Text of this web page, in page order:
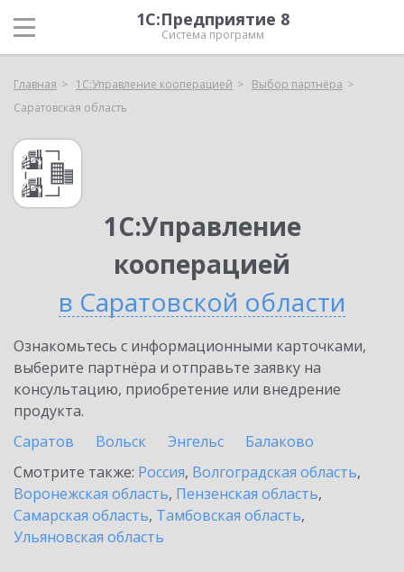
1С:Предприятие 8
Система программ
Главная 1С:Управление кооперацией
Выбор партнёра
Саратовская область
1С:Управление
кооперацией
в Саратовской области
Ознакомьтесь с информационными карточками,
выберите партнёра и отправьте заявку на
консультацию, приобретение или внедрение
продукта.
Саратов
Вольск Энгельс
Балаково
Смотрите также: Россия, Волгоградская область,
Воронежская область, Пензенская область,
Самарская область, Тамбовская область,
Ульяновская область